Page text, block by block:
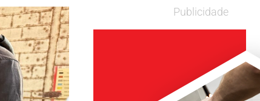
Publicidade